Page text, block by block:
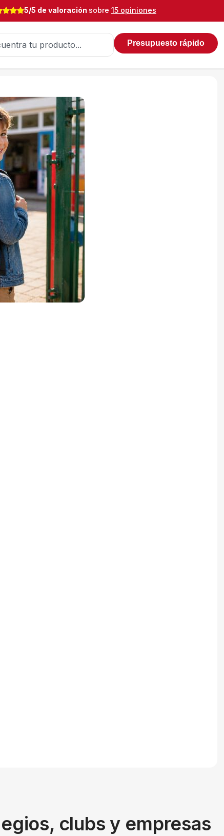
5/5 de valoración sobre 15 opiniones
Presupuesto rápido
clubs y empresas